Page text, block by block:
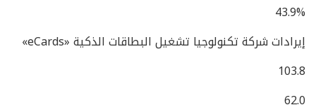
43.9%
إيرادات شركة تكنولوجيا تشغيل البطاقات الذكية «eCards»
103.8
62.0